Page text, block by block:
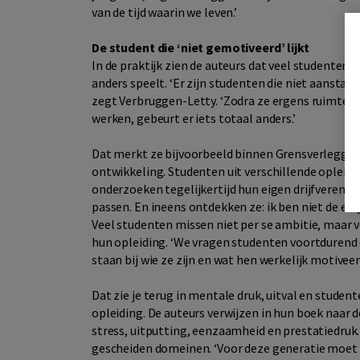
van de tijd waarin we leven.’
De student die ‘niet gemotiveerd’ lijkt
In de praktijk zien de auteurs dat veel studenten
anders speelt. ‘Er zijn studenten die niet
zegt Verbruggen-Letty. ‘Zodra ze ergens ruimte
werken, gebeurt er iets totaal anders.’
Dat merkt ze bijvoorbeeld binnen
ontwikkeling. Studenten uit verschillende
onderzoeken tegelijkertijd hun eigen drijfveren.
passen. En ineens ontdekken ze: ik ben niet de
Veel studenten missen niet per se ambitie, maar
hun opleiding. ‘We vragen studenten
staan bij wie ze zijn en wat hen werkelijk
Dat zie je terug in mentale druk, uitval en
opleiding. De auteurs verwijzen in hun boek naar
stress, uitputting, eenzaamheid en
gescheiden domeinen. ‘Voor deze generatie